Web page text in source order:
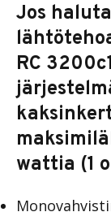
Jos
RC
wattia (1